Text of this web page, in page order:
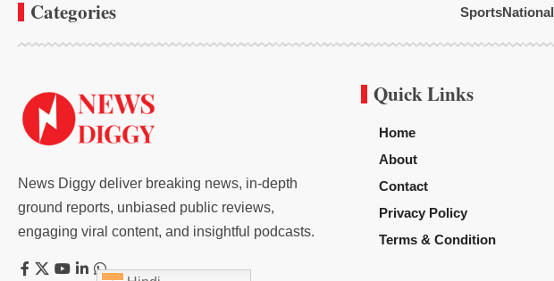
Categories SportsNational
News Diggy deliver breaking news, in-depth
ground reports, unbiased public reviews,
engaging viral content, and insightful podcasts.
Quick Links
Home
About
Contact
Privacy Policy
Terms & Condition